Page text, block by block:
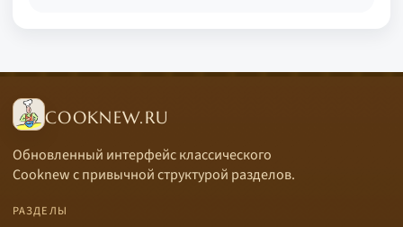
COOKNEW.RU
Обновленный интерфейс классического
Cooknew с привычной структурой разделов.
РАЗДЕЛЫ